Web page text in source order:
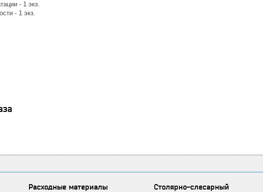
- 1 экз.
- 1 экз.
Расходные материалы
Столярно-слесарный